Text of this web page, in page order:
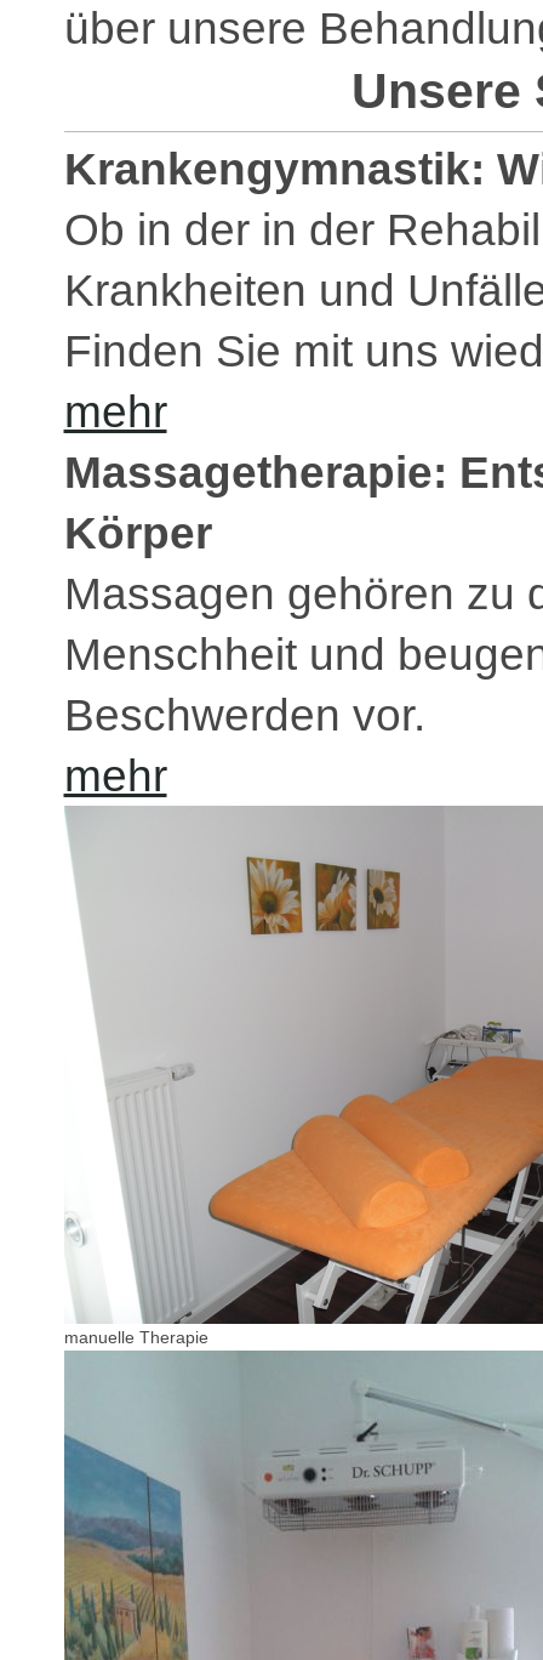
über unsere
Unsere
Krankengymnastik:
Ob in der in der
Krankheiten und
Finden Sie mit uns
mehr
Massagetherapie:
Körper
Massagen gehören zu
Menschheit und
Beschwerden vor.
mehr
manuelle Therapie